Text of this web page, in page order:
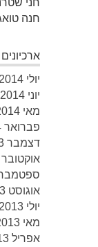
חני
חנה
ארכיונים
יולי 2014
יוני 2014
מאי 2014
פברואר 2014
דצמבר 2013
אוקטובר 2013
ספטמבר
אוגוסט 2013
יולי 2013
מאי 2013
אפריל 2013